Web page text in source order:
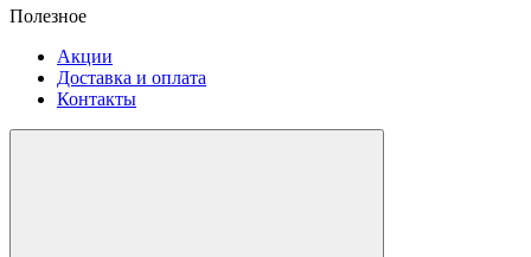
Полезное
Акции
Доставка и оплата
Контакты